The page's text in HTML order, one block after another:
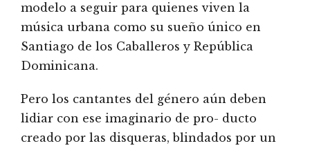
modelo a seguir para quienes viven la
música urbana como su sueño único en
Santiago de los Caballeros y República
Dominicana.
Pero los cantantes del género aún deben
lidiar con ese imaginario de pro- ducto
creado por las disqueras, blindados por un